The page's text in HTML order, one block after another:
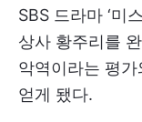
SBS 드라마 ‘미
상사 황주리를
악역이라는 평
얻게 됐다.